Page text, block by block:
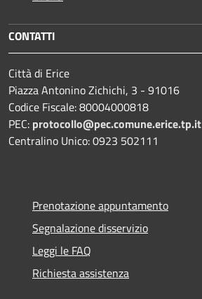
CONTATTI
Città di Erice
Piazza Antonino Zichichi, 3 - 91016
Codice Fiscale: 80004000818
PEC: protocollo@pec.comune.erice.tp.it
Centralino Unico: 0923 502111
Prenotazione appuntamento
Segnalazione disservizio
Leggi le FAQ
Richiesta assistenza